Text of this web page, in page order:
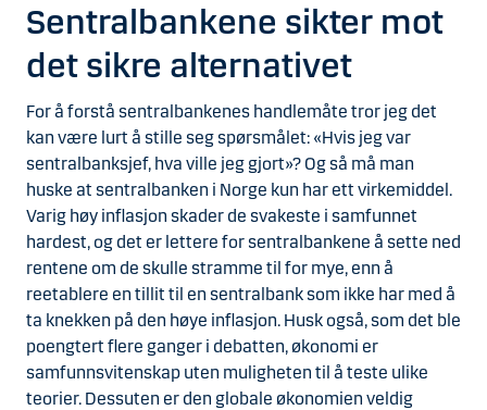
Sentralbankene sikter mot
det sikre alternativet
For å forstå sentralbankenes handlemåte tror jeg det
kan være lurt å stille seg spørsmålet: «Hvis jeg var
sentralbanksjef, hva ville jeg gjort»? Og så må man
huske at sentralbanken i Norge kun har ett virkemiddel.
Varig høy inflasjon skader de svakeste i samfunnet
hardest, og det er lettere for sentralbankene å sette ned
rentene om de skulle stramme til for mye, enn å
reetablere en tillit til en sentralbank som ikke har med å
ta knekken på den høye inflasjon. Husk også, som det ble
poengtert flere ganger i debatten, økonomi er
samfunnsvitenskap uten muligheten til å teste ulike
teorier. Dessuten er den globale økonomien veldig